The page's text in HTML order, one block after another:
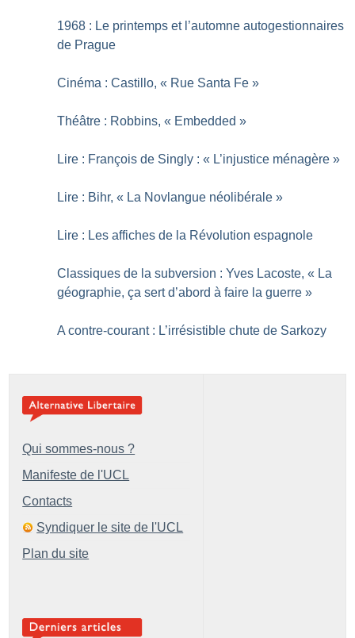
1968 : Le printemps et l’automne autogestionnaires
de Prague
Cinéma : Castillo, « Rue Santa Fe »
Théâtre : Robbins, « Embedded »
Lire : François de Singly : « L’injustice ménagère »
Lire : Bihr, « La Novlangue néolibérale »
Lire : Les affiches de la Révolution espagnole
Classiques de la subversion : Yves Lacoste, « La
géographie, ça sert d’abord à faire la guerre »
A contre-courant : L’irrésistible chute de Sarkozy
Qui sommes-nous ?
Manifeste de l'UCL
Contacts
Syndiquer le site de l'UCL
Plan du site